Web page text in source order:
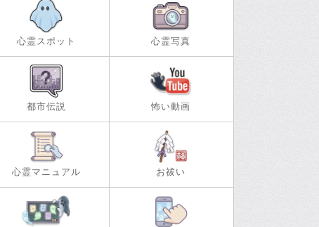
心霊スポット 心霊写真
都市伝説 怖い動画
心霊マニュアル お祓い